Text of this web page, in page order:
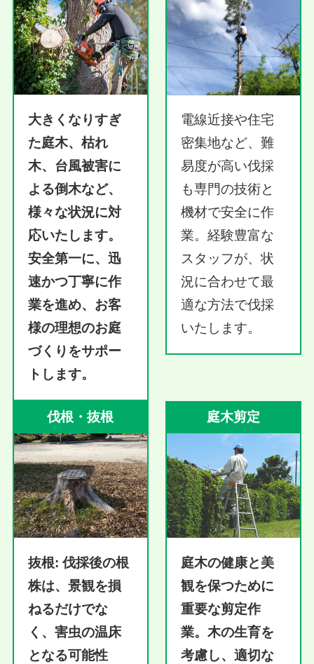
大きくなりすぎ
た庭木、枯れ
木、台風被害に
よる倒木など、
様々な状況に対
応いたします。
安全第一に、迅
速かつ丁寧に作
業を進め、お客
様の理想のお庭
づくりをサポー
トします。
電線近接や住宅
密集地など、難
易度が高い伐採
も専門の技術と
機材で安全に作
業。経験豊富な
スタッフが、状
況に合わせて最
適な方法で伐採
いたします。
伐根・抜根
抜根: 伐採後の根
株は、景観を損
ねるだけでな
く、害虫の温床
となる可能性
庭木剪定
庭木の健康と美
観を保つために
重要な剪定作
業。木の生育を
考慮し、適切な